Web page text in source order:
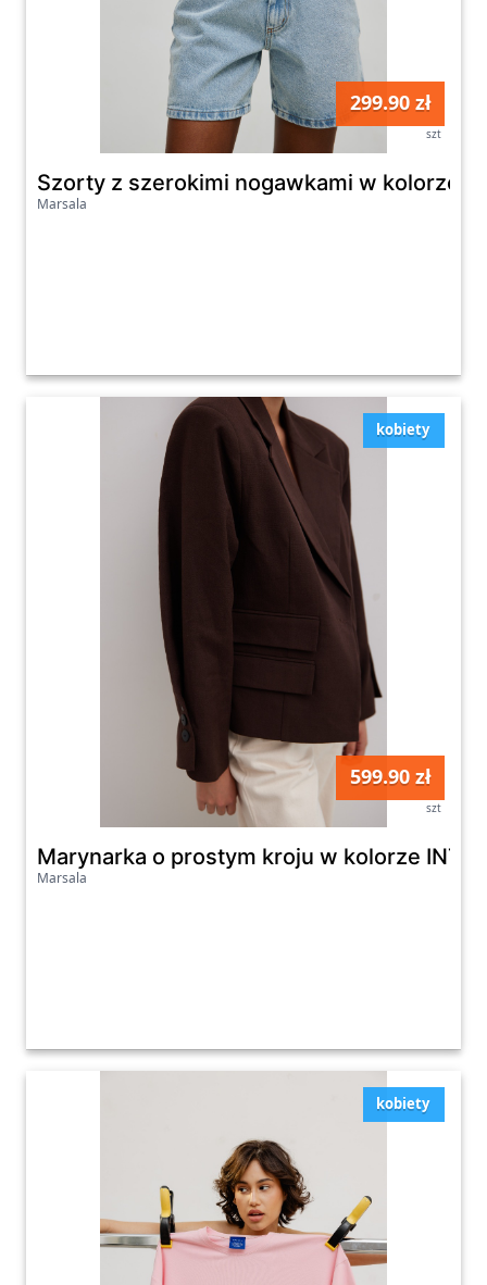
299.90 zł
szt
Szorty z szerokimi nogawkami w kolorze
Marsala
kobiety
599.90 zł
szt
Marynarka o prostym kroju w kolorze
Marsala
kobiety